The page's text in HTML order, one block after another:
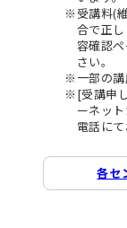
受講料(
合で正
容確認
さい。
一部の
[受講申
ーネッ
電話に
各セ